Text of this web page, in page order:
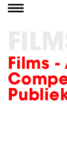
Ga
Films